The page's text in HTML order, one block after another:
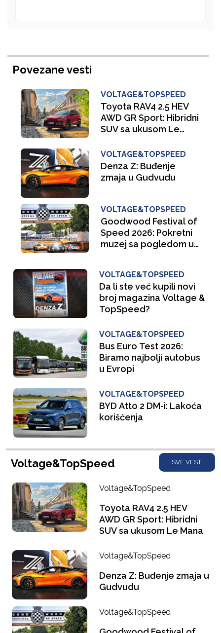
Povezane vesti
VOLTAGE&TOPSPEED
Toyota RAV4 2.5 HEV
AWD GR Sport: Hibridni
SUV sa ukusom Le
VOLTAGE&TOPSPEED
Denza Z: Buđenje
zmaja u Gudvudu
VOLTAGE&TOPSPEED
Goodwood Festival of
Speed 2026: Pokretni
muzej sa pogledom u
VOLTAGE&TOPSPEED
Da li ste već kupili novi
broj magazina Voltage &
TopSpeed?
VOLTAGE&TOPSPEED
Bus Euro Test 2026:
Biramo najbolji autobus
u Evropi
VOLTAGE&TOPSPEED
BYD Atto 2 DM-i: Lakoća
korišćenja
Voltage&TopSpeed SVE VESTI
Voltage&TopSpeed
Toyota RAV4 2.5 HEV
AWD GR Sport: Hibridni
SUV sa ukusom Le Mana
Voltage&TopSpeed
Denza Z: Buđenje zmaja u
Gudvudu
Voltage&TopSpeed